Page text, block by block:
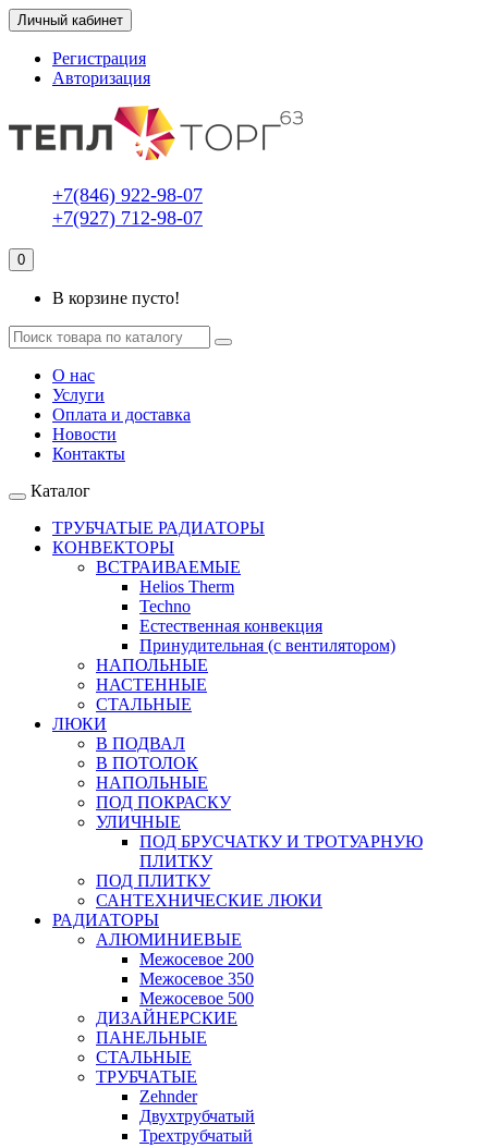
Личный кабинет
Регистрация
Авторизация
+7(846) 922-98-07
+7(927) 712-98-07
0
В корзине пусто!
О нас
Услуги
Оплата и доставка
Новости
Контакты
Каталог
ТРУБЧАТЫЕ РАДИАТОРЫ
КОНВЕКТОРЫ
ВСТРАИВАЕМЫЕ
Helios Therm
Techno
Естественная конвекция
Принудительная (с вентилятором)
НАПОЛЬНЫЕ
НАСТЕННЫЕ
СТАЛЬНЫЕ
ЛЮКИ
В ПОДВАЛ
В ПОТОЛОК
НАПОЛЬНЫЕ
ПОД ПОКРАСКУ
УЛИЧНЫЕ
ПОД БРУСЧАТКУ И ТРОТУАРНУЮ
ПЛИТКУ
ПОД ПЛИТКУ
САНТЕХНИЧЕСКИЕ ЛЮКИ
РАДИАТОРЫ
АЛЮМИНИЕВЫЕ
Межосевое 200
Межосевое 350
Межосевое 500
ДИЗАЙНЕРСКИЕ
ПАНЕЛЬНЫЕ
СТАЛЬНЫЕ
ТРУБЧАТЫЕ
Zehnder
Двухтрубчатый
Трехтрубчатый